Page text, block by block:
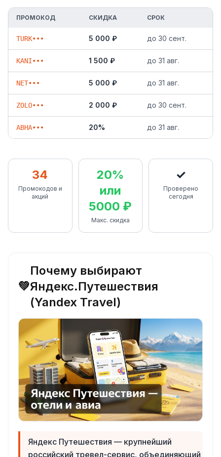
ПРОМОКОД СКИДКА СРОК
TURK••• 5 000 ₽ до 30 сент.
KANI••• 1 500 ₽ до 31 авг.
NET••• 5 000 ₽ до 31 авг.
ZOLO••• 2 000 ₽ до 30 сент.
ABHA••• 20% до 31 авг.
34
Промокодов и
акций
20%
или
5000 ₽
Макс. скидка
✓
Проверено
сегодня
💚
Почему выбирают
Яндекс.Путешествия
(Yandex Travel)
Яндекс Путешествия — крупнейший
российский тревел-сервис, объединяющий